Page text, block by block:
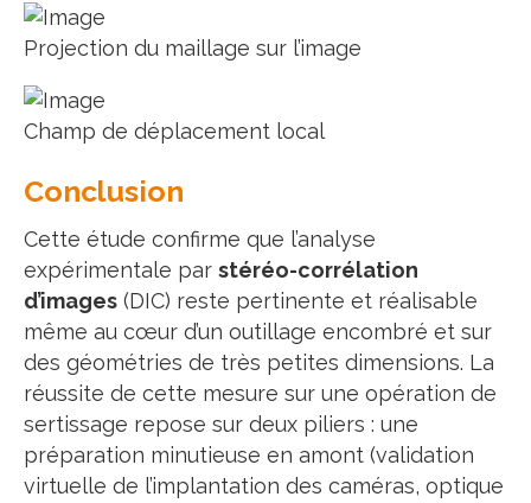
Projection du maillage sur l’image
Champ de déplacement local
Conclusion
Cette étude confirme que l’analyse
expérimentale par stéréo-corrélation
d’images (DIC) reste pertinente et réalisable
même au cœur d’un outillage encombré et sur
des géométries de très petites dimensions. La
réussite de cette mesure sur une opération de
sertissage repose sur deux piliers : une
préparation minutieuse en amont (validation
virtuelle de l’implantation des caméras, optique